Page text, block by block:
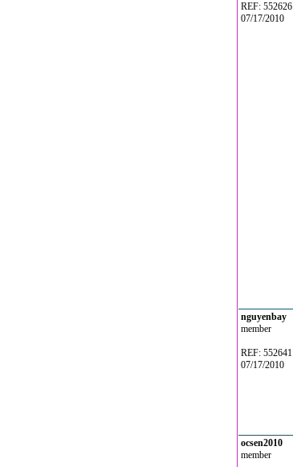
REF: 552626
07/17/2010
nguyenbay
member
REF: 552641
07/17/2010
ocsen2010
member